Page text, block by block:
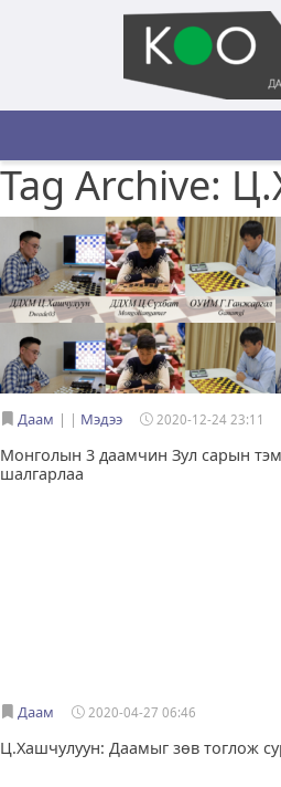
Tag Archive:
Даам | Мэдээ 2020-12-24 23:11
Монголын 3 даамчин Зул сарын
шалгарлаа
Даам 2020-04-27 06:46
Ц.Хашчулуун: Даамыг зөв тоглож